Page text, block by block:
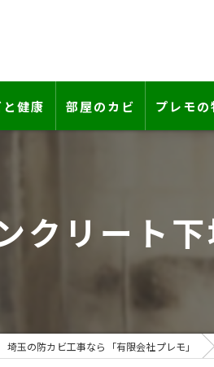
健康 部屋のカビ
壁紙カビ・壁紙下地のカビ
『またか…』の天井結
プレモの
漏水事故
部屋の除
クリート
埼玉の防カビ工事なら「有限会社プレモ」